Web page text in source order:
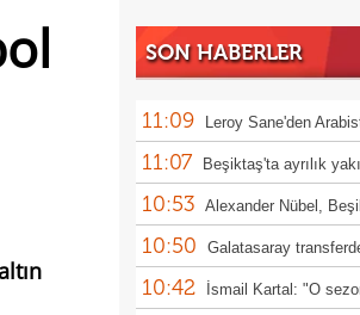
SON HABERLER
11:09 Leroy Sane'den
yanıt
11:07 Beşiktaş'ta ayrılık
İstanbul'a geliyorlar!
10:53 Alexander Nübel,
sorununu bitirdi!
10:50 Galatasaray
yıldız için hamle
10:42 İsmail Kartal: "O